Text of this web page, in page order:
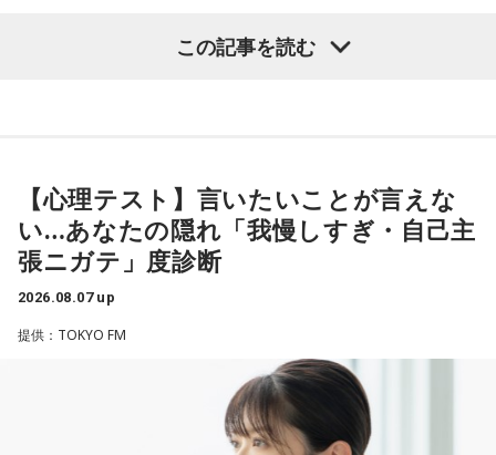
放送日時：TOKYO FM／FM 大阪 毎週日曜 22:00～22:25、エ
フエム山陰 毎週土曜 12:30～12:55
やっぱり、この世に生きている限りは、フィジカルなことっ
原。さらに、日常生活におけるコンディションづくりの重要
性を語ります。
江原：やっぱり、集中力が欠けちゃうしね。だからご飯を食
べて、新しいお家を建てればまたよく寝られたりすると思う
れを大事にして、コンディションを常に最高に整えるという
ことであれば、もしかしたら悩んでいた時期は体調が不安定
だったかもしれない。だって、普段だったら前向きにいける
ところが、何かふと不安になっちゃったりするでしょう。
山奥の大きなダムを見学しているあなた。
さて、あなたが気になったのはどんなことですか？
次の中から近いものを1つ選んでください。
1． 水がこぼれてしまうことはないのか
2． こんなに水は必要なのか
3． ひび割れなど壊れる心配はないか
4． どうやって放水しているのか
この心理テストでわかることは、あなたの「我慢しすぎ・自
この記事を読む
【心理テスト】言いたいことが言えな
い…あなたの隠れ「我慢しすぎ・自己主
張ニガテ」度診断
2026.08.07 up
提供：TOKYO FM